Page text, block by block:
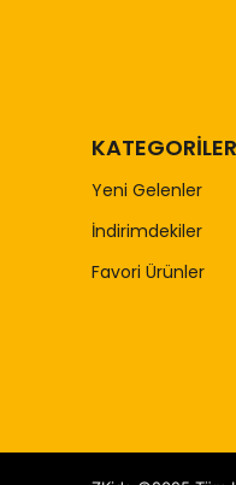
KATEGORİLER
Yeni Gelenler
İndirimdekiler
Favori Ürünler